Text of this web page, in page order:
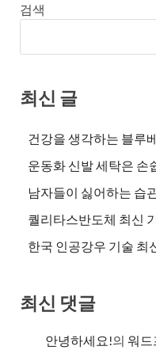
검색
최신 글
건강을 생각하는 블루
운동화 신발 세탁은 손
남자들이 싫어하는 습
퀄리타스반도체 최신
한국 인공강우 기술 최
최신 댓글
안녕하세요!의 워드